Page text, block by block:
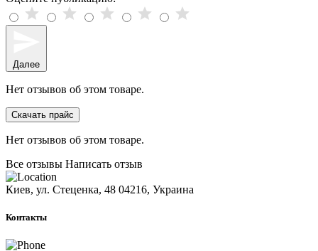
Далее
Нет отзывов об этом товаре.
Скачать прайс
Нет отзывов об этом товаре.
Все отзывы Написать отзыв
Киев, ул. Стеценка, 48 04216, Украина
Контакты